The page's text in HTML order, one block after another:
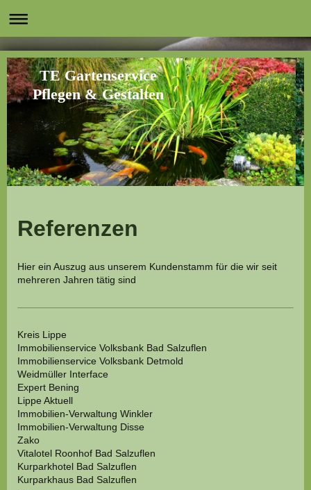
TE Gartenservice
Pflegen & Gestalten
Referenzen
Hier ein Auszug aus unserem Kundenstamm für die wir seit
mehreren Jahren tätig sind
Kreis Lippe
Immobilienservice Volksbank Bad Salzuflen
Immobilienservice Volksbank Detmold
Weidmüller Interface
Expert Bening
Lippe Aktuell
Immobilien-Verwaltung Winkler
Immobilien-Verwaltung Disse
Zako
Vitalotel Roonhof Bad Salzuflen
Kurparkhotel Bad Salzuflen
Kurparkhaus Bad Salzuflen